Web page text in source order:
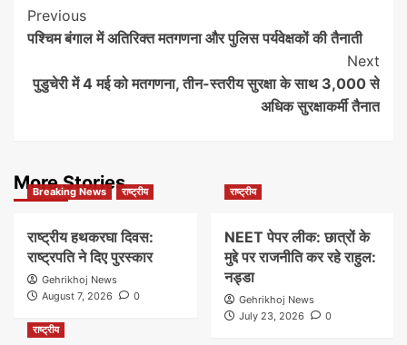
Post
Navigation
Previous
पश्चिम बंगाल में अतिरिक्त मतगणना और पुलिस पर्यवेक्षकों की तैनाती
Next
पुडुचेरी में 4 मई को मतगणना, तीन-स्तरीय सुरक्षा के साथ 3,000 से
अधिक सुरक्षाकर्मी तैनात
More Stories
Breaking News राष्ट्रीय
राष्ट्रीय हथकरघा दिवस:
राष्ट्रपति ने दिए पुरस्कार
Gehrikhoj News
August 7, 2026
0
राष्ट्रीय
NEET पेपर लीक: छात्रों के
मुद्दे पर राजनीति कर रहे राहुल:
नड्डा
Gehrikhoj News
July 23, 2026
0
राष्ट्रीय